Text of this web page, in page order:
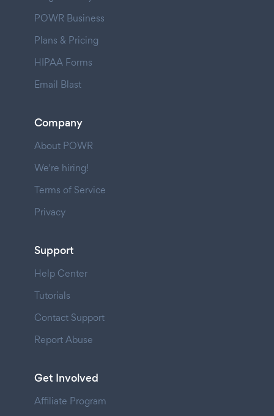
POWR Business
Plans & Pricing
HIPAA Forms
Email Blast
Company
About POWR
We're hiring!
Terms of Service
Privacy
Support
Help Center
Tutorials
Contact Support
Report Abuse
Get Involved
Affiliate Program